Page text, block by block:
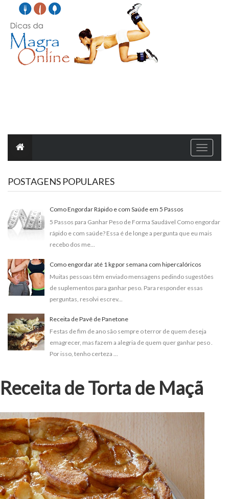
T
o
g
a
a
t
i
POSTAGENS POPULARES
Como Engordar Rápido e com Saúde em 5 Passos
5 Passos para Ganhar Peso de Forma Saudável Como engordar
rápido e com saúde? Essa é de longe a pergunta que eu mais
recebo dos me...
Como engordar até 1 kg por semana com hipercalóricos
Muitas pessoas têm enviado mensagens pedindo sugestões
de suplementos para ganhar peso. Para responder essas
perguntas, resolvi escrev...
Receita de Pavê de Panetone
Festas de fim de ano são sempre o terror de quem deseja
emagrecer, mas fazem a alegria de quem quer ganhar peso .
Por isso, tenho certeza ...
Receita de Torta de Maçã